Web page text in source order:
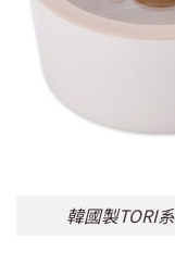
韓國製TORI